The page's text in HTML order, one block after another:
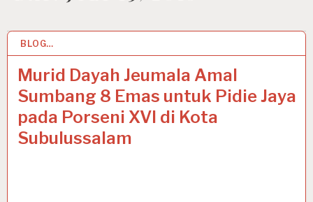
BLOG…
Murid Dayah Jeumala Amal
Sumbang 8 Emas untuk Pidie Jaya
pada Porseni XVI di Kota
Subulussalam
15 JUL 2018